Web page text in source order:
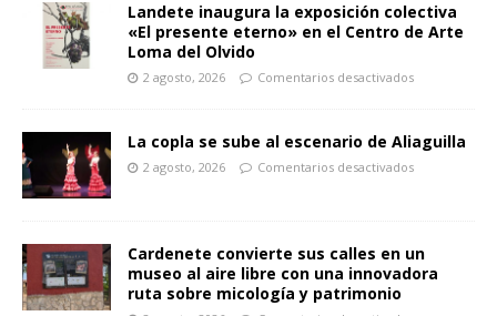
Landete inaugura la exposición colectiva
«El presente eterno» en el Centro de Arte
Loma del Olvido
2 agosto, 2026 Comentarios desactivados
La copla se sube al escenario de Aliaguilla
2 agosto, 2026 Comentarios desactivados
Cardenete convierte sus calles en un
museo al aire libre con una innovadora
ruta sobre micología y patrimonio